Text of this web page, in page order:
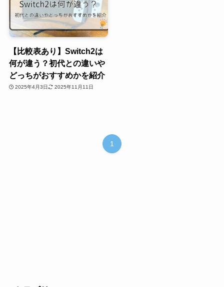
【比較表あり】Switch2は
何が違う？初代との違いや
どっちがおすすめかを紹介
2025年4月3日 2025年11月11日
1